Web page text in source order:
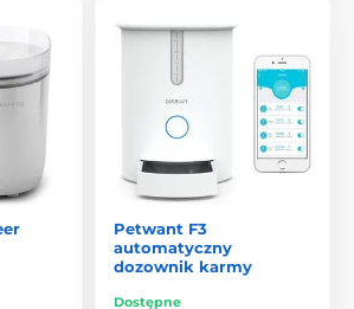
Petwant F3
automatyczny
dozownik karmy
Dostępne